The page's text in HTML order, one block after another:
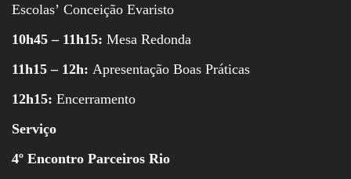
Escolas’ Conceição Evaristo
10h45 – 11h15: Mesa Redonda
11h15 – 12h: Apresentação Boas Práticas
12h15: Encerramento
Serviço
4º Encontro Parceiros Rio